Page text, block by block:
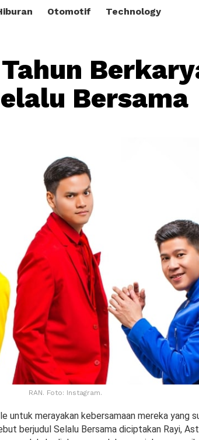
Otomotif Technology
Bersama
RAN. Foto: Instagram.
untuk merayakan kebersamaan mereka yang
berjudul Selalu Bersama diciptakan Rayi,